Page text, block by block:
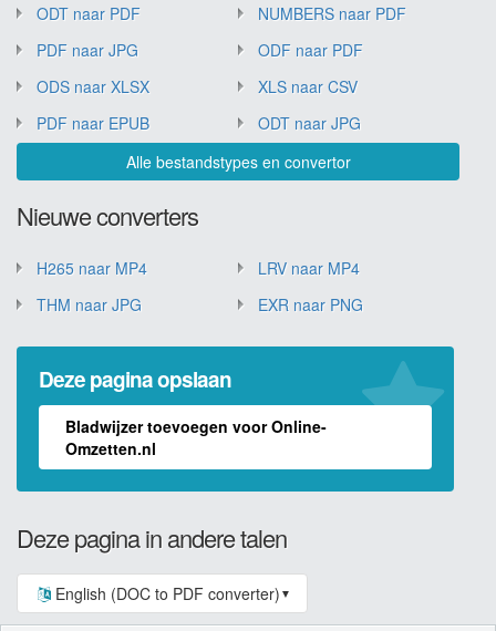
ODT naar PDF
NUMBERS naar PDF
PDF naar JPG
ODF naar PDF
ODS naar XLSX
XLS naar CSV
PDF naar EPUB
ODT naar JPG
Alle bestandstypes en convertor
Nieuwe converters
H265 naar MP4
LRV naar MP4
THM naar JPG
EXR naar PNG
Deze pagina opslaan
Bladwijzer toevoegen voor Online-
Omzetten.nl
Deze pagina in andere talen
English (DOC to PDF converter) ▼